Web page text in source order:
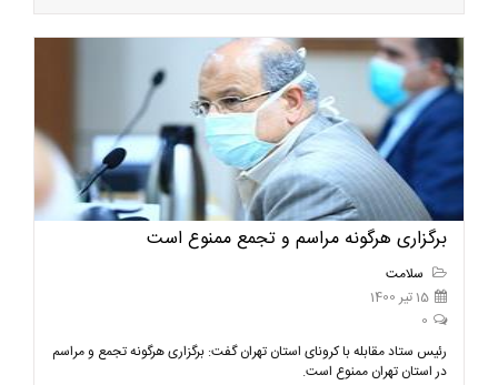
برگزاری هرگونه مراسم و تجمع ممنوع است
سلامت
15 تیر 1400
0
رئیس ستاد مقابله با کرونای استان تهران گفت: برگزاری هرگونه تجمع و مراسم
در استان تهران ممنوع است.